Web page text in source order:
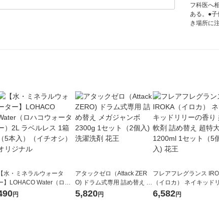
フ科医へ
ある。●子
き場所に
【水・ミネラルウォータ
】LOHACO Water（ロハ
ウォーター）2L ラベルレ
円
アタックゼロ（Attack ZER
O) ドラム式専用 詰め替え メ
ガジャンボ 2300g 1セット
（2個入) 洗濯洗剤 花王
5,820円
フレアフレグランス
（イロカ） ネイキッドリ
ーの香り 柔軟剤 詰め替
特大 1200ml 1セット（5
6,582円